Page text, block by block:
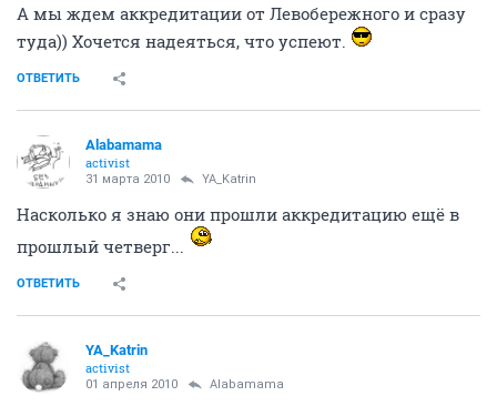
А мы ждем аккредитации от Левобережного и сразу
туда)) Хочется надеяться, что успеют.
ОТВЕТИТЬ
Alabamama
activist
31 марта 2010 YA_Katrin
Насколько я знаю они прошли аккредитацию ещё в
прошлый четверг...
ОТВЕТИТЬ
YA_Katrin
activist
01 апреля 2010 Alabamama